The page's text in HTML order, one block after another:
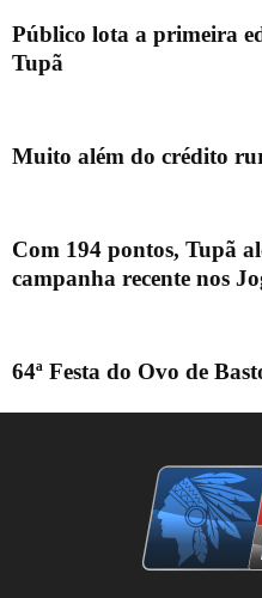
Público lota a primeira
Tupã
Muito além do crédito
Com 194 pontos, Tupã
campanha recente nos
64ª Festa do Ovo de